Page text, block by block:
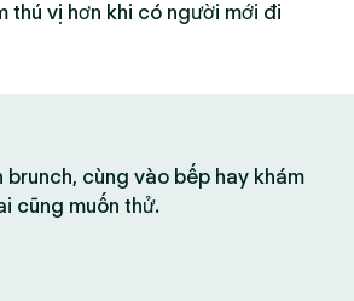
thú vị hơn khi có người mới đi
brunch, cùng vào bếp hay khám
cũng muốn thử.